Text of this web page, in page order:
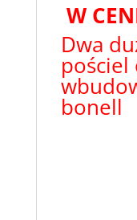
W
Dwa
pościel
bonell